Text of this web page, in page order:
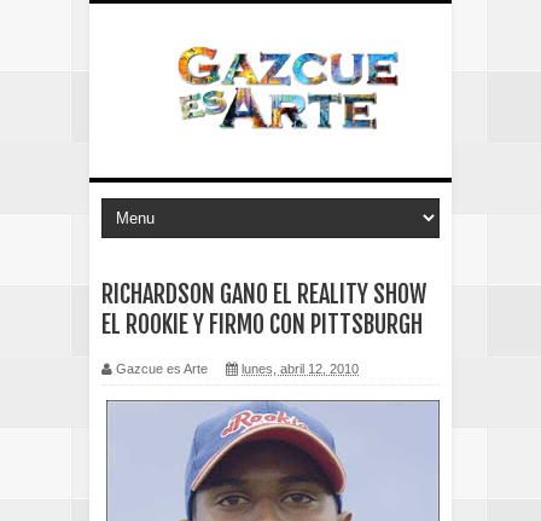
RICHARDSON GANO EL REALITY SHOW
EL ROOKIE Y FIRMO CON PITTSBURGH
Gazcue es Arte lunes, abril 12, 2010